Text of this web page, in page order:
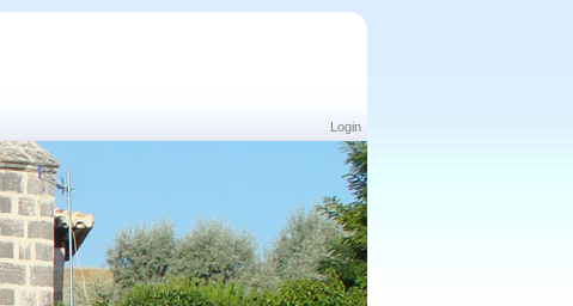
Login